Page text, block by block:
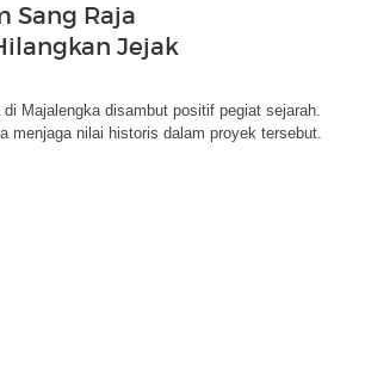
Sang Raja
Jejak
Majalengka disambut positif pegiat sejarah.
menjaga nilai historis dalam proyek tersebut.